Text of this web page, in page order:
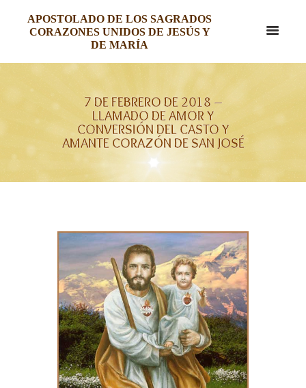
APOSTOLADO DE LOS SAGRADOS
CORAZONES UNIDOS DE JESÚS Y
DE MARÍA
7 DE FEBRERO DE 2018 –
LLAMADO DE AMOR Y
CONVERSIÓN DEL CASTO Y
AMANTE CORAZÓN DE SAN JOSÉ